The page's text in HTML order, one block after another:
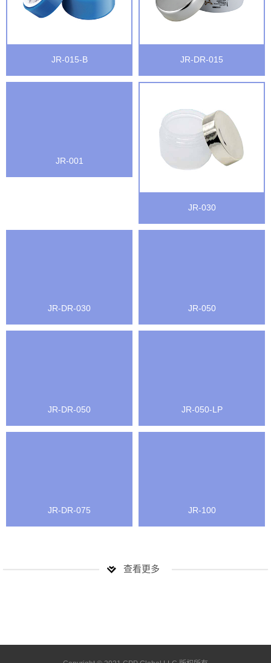
JR-015-B JR-DR-015
JR-001
JR-030
JR-DR-030 JR-050
JR-DR-050 JR-050-LP
JR-DR-075 JR-100
查看更多